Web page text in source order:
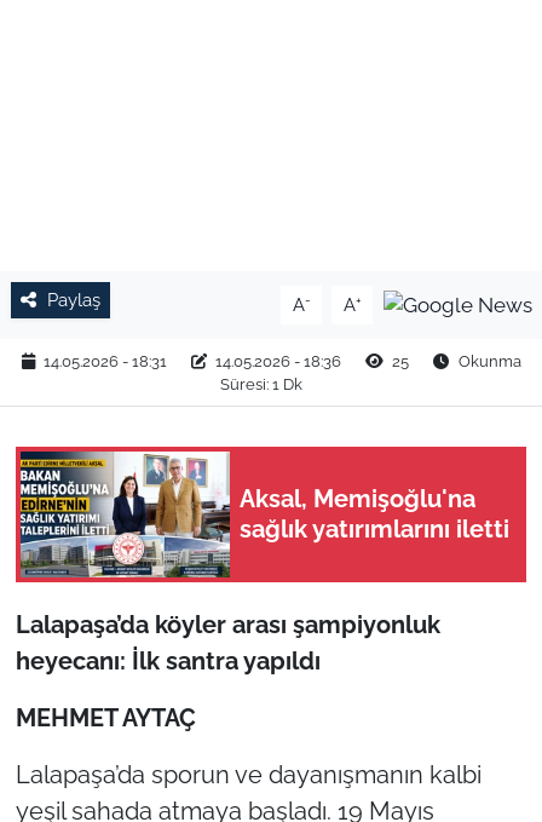
Paylaş A- A+
14.05.2026 - 18:31 14.05.2026 - 18:36 25
Okunma
Süresi: 1 Dk
Aksal, Memişoğlu'na
sağlık yatırımlarını iletti
Lalapaşa’da köyler arası şampiyonluk
heyecanı: İlk santra yapıldı
MEHMET AYTAÇ
Lalapaşa’da sporun ve dayanışmanın kalbi
yeşil sahada atmaya başladı. 19 Mayıs
EDİRNE
KIRKLARELİ
ÇANAKKALE
TÜRKİYE
Bölge
Güvenlik
Genel
Politika